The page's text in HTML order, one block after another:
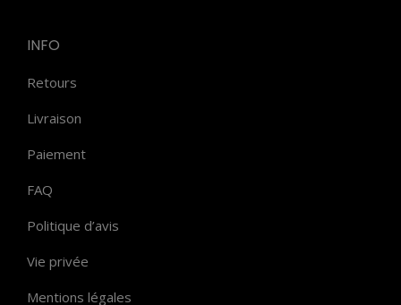
INFO
Retours
Livraison
Paiement
FAQ
Politique d’avis
Vie privée
Mentions légales